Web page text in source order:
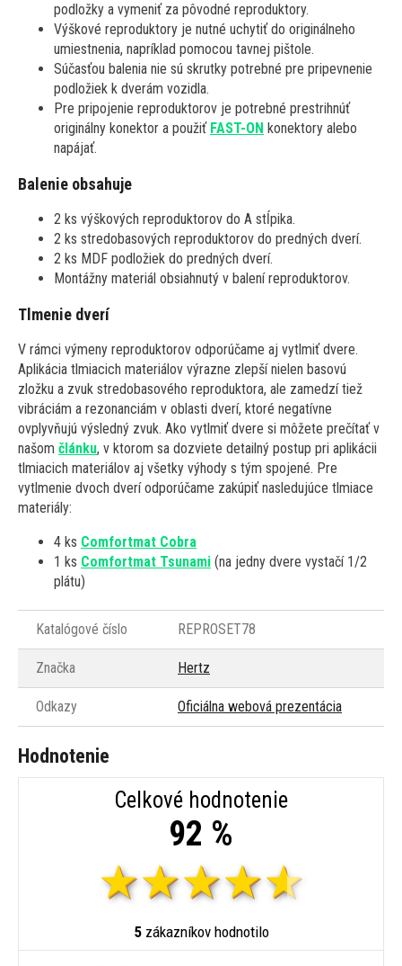
podložky a vymeniť za pôvodné reproduktory.
Výškové reproduktory je nutné uchytiť do originálneho
umiestnenia, napríklad pomocou tavnej pištole.
Súčasťou balenia nie sú skrutky potrebné pre pripevnenie
podložiek k dverám vozidla.
Pre pripojenie reproduktorov je potrebné prestrihnúť
originálny konektor a použiť FAST-ON konektory alebo
napájať.
Balenie obsahuje
2 ks výškových reproduktorov do A stĺpika.
2 ks stredobasových reproduktorov do predných dverí.
2 ks MDF podložiek do predných dverí.
Montážny materiál obsiahnutý v balení reproduktorov.
Tlmenie dverí
V rámci výmeny reproduktorov odporúčame aj vytlmiť dvere.
Aplikácia tlmiacich materiálov výrazne zlepší nielen basovú
zložku a zvuk stredobasového reproduktora, ale zamedzí tiež
vibráciám a rezonanciám v oblasti dverí, ktoré negatívne
ovplyvňujú výsledný zvuk. Ako vytlmiť dvere si môžete prečítať v
našom článku, v ktorom sa dozviete detailný postup pri aplikácii
tlmiacich materiálov aj všetky výhody s tým spojené. Pre
vytlmenie dvoch dverí odporúčame zakúpiť nasledujúce tlmiace
materiály:
4 ks Comfortmat Cobra
1 ks Comfortmat Tsunami (na jedny dvere vystačí 1/2
plátu)
Katalógové číslo REPROSET78
Značka Hertz
Odkazy Oficiálna webová prezentácia
Hodnotenie
Celkové hodnotenie
92 %
5zákazníkov hodnotilo